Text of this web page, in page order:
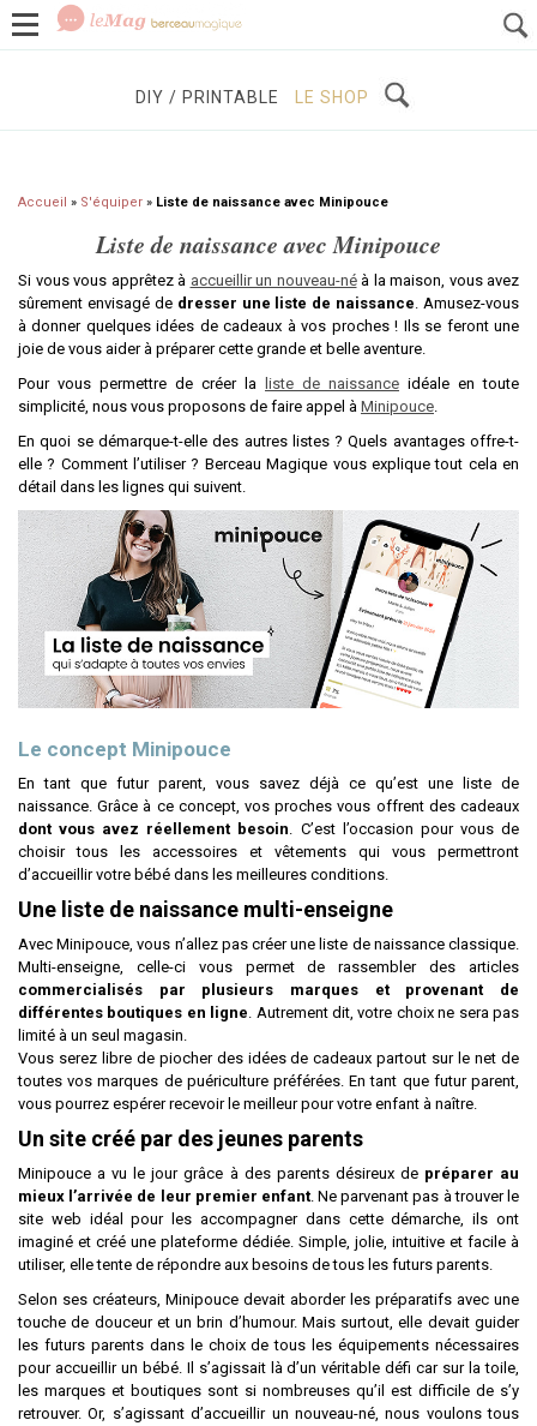
GROSSESSE BÉBÉS / ENFANTS
DIY / PRINTABLE LE SHOP
Accueil » S'équiper » Liste de naissance avec Minipouce
Liste de naissance avec Minipouce
Si vous vous apprêtez à accueillir un nouveau-néà la maison, vous avez
sûrement envisagé de dresser une liste de naissance. Amusez-vous
à donner quelques idées de cadeaux à vos proches ! Ils se feront une
joie de vous aider à préparer cette grande et belle aventure.
Pour vous permettre de créer la
liste de naissance idéale en toute
simplicité, nous vous proposons de faire appel à Minipouce.
En quoi se démarque-t-elle des autres listes ? Quels avantages offre-t-
elle ? Comment l’utiliser ? Berceau Magique vous explique tout cela en
détail dans les lignes qui suivent.
Le concept Minipouce
En tant que futur parent, vous savez déjà ce qu’est une liste de
naissance. Grâce à ce concept, vos proches vous offrent des cadeaux
dont vous avez réellement besoin. C’est l’occasion pour vous de
choisir tous les accessoires et vêtements qui vous permettront
d’accueillir votre bébé dans les meilleures conditions.
Une liste de naissance multi-enseigne
Avec Minipouce, vous n’allez pas créer une liste de naissance classique.
Multi-enseigne, celle-ci vous permet de rassembler des articles
commercialisés par plusieurs marques et provenant de
différentes boutiques en ligne. Autrement dit, votre choix ne sera pas
limité à un seul magasin.
Vous serez libre de piocher des idées de cadeaux partout sur le net de
toutes vos marques de puériculture préférées. En tant que futur parent,
vous pourrez espérer recevoir le meilleur pour votre enfant à naître.
Un site créé par des jeunes parents
Minipouce a vu le jour grâce à des parents désireux de préparer au
mieux l’arrivée de leur premier enfant. Ne parvenant pas à trouver le
site web idéal pour les accompagner dans cette démarche, ils ont
imaginé et créé une plateforme dédiée. Simple, jolie, intuitive et facile à
utiliser, elle tente de répondre aux besoins de tous les futurs parents.
Selon ses créateurs, Minipouce devait aborder les préparatifs avec une
touche de douceur et un brin d’humour. Mais surtout, elle devait guider
les futurs parents dans le choix de tous les équipements nécessaires
pour accueillir un bébé. Il s’agissait là d’un véritable défi car sur la toile,
les marques et boutiques sont si nombreuses qu’il est difficile de s’y
retrouver. Or, s’agissant d’accueillir un nouveau-né, nous voulons tous